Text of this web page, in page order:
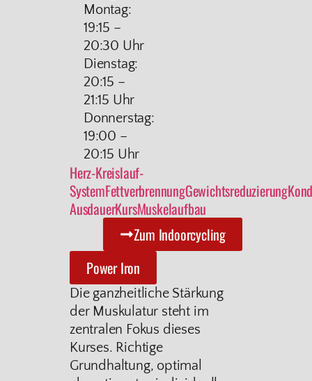
Montag:
19:15 –
20:30 Uhr
Dienstag:
20:15 –
21:15 Uhr
Donnerstag:
19:00 –
20:15 Uhr
Herz-Kreislauf-
SystemFettverbrennungGewichtsreduzierung
AusdauerKursMuskelaufbau
Zum Indoorcycling
Power Iron
Die ganzheitliche Stärkung
der Muskulatur steht im
zentralen Fokus dieses
Kurses. Richtige
Grundhaltung, optimal